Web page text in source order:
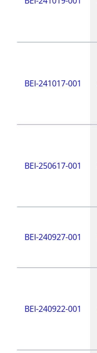
BEI-241017-001
BEI-250617-001
BEI-240927-001
BEI-240922-001